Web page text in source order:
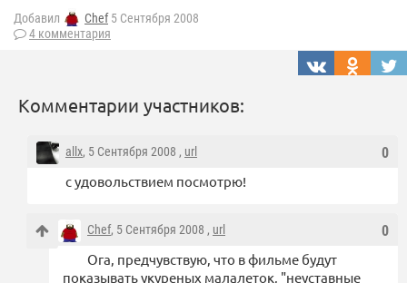
Добавил Chef5 Сентября 2008
4 комментария
Комментарии участников:
0
allx, 5 Сентября 2008 , url
с удовольствием посмотрю!
0
Chef, 5 Сентября 2008 , url
Ога, предчувствую, что в фильме будут
показывать укуреных малалеток, "неуставные